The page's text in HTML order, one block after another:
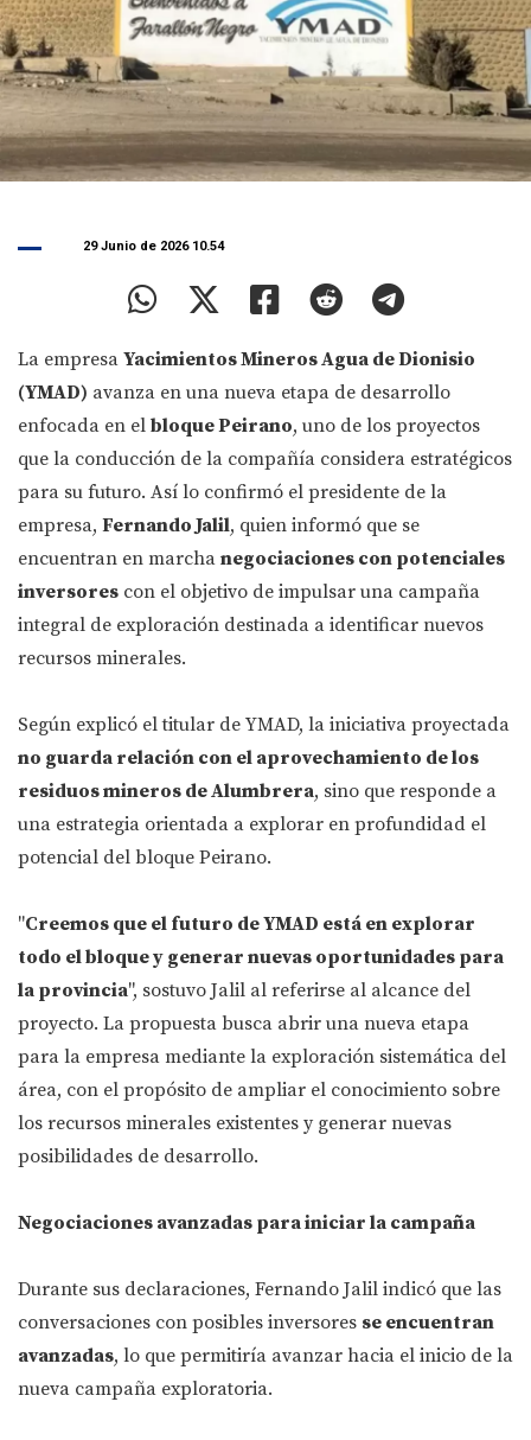
29 Junio de 2026 10.54
La empresa Yacimientos Mineros Agua de Dionisio
(YMAD) avanza en una nueva etapa de desarrollo
enfocada en el bloque Peirano, uno de los proyectos
que la conducción de la compañía considera estratégicos
para su futuro. Así lo confirmó el presidente de la
empresa, Fernando Jalil, quien informó que se
encuentran en marcha negociaciones con potenciales
inversores con el objetivo de impulsar una campaña
integral de exploración destinada a identificar nuevos
recursos minerales.
Según explicó el titular de YMAD, la iniciativa proyectada
no guarda relación con el aprovechamiento de los
residuos mineros de Alumbrera, sino que responde a
una estrategia orientada a explorar en profundidad el
potencial del bloque Peirano.
"Creemos que el futuro de YMAD está en explorar
todo el bloque y generar nuevas oportunidades para
la provincia", sostuvo Jalil al referirse al alcance del
proyecto. La propuesta busca abrir una nueva etapa
para la empresa mediante la exploración sistemática del
área, con el propósito de ampliar el conocimiento sobre
los recursos minerales existentes y generar nuevas
posibilidades de desarrollo.
Negociaciones avanzadas para iniciar la campaña
Durante sus declaraciones, Fernando Jalil indicó que las
conversaciones con posibles inversores se encuentran
avanzadas, lo que permitiría avanzar hacia el inicio de la
nueva campaña exploratoria.